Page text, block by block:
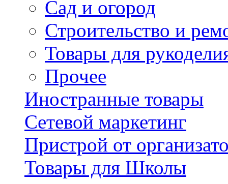
Сад и огород
Строительство и
Товары для
Прочее
Иностранные товары
Сетевой маркетинг
Пристрой от
Товары для Школы